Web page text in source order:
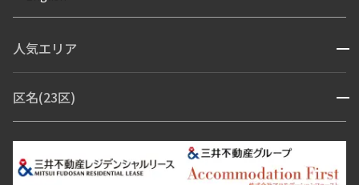
ブランドマンション
人気エリア 開閉
青山・表参道・原宿
市ヶ谷・神楽坂・飯田橋
三田・芝・浜松町
芝浦・汐留・品川
月島・勝どき・豊洲
本郷・春日・小石川
区名(23区) 開閉
江東区 台東区 墨田区
中野区
豊島区
杉並区 板橋区 練馬区 荒川区
足立区